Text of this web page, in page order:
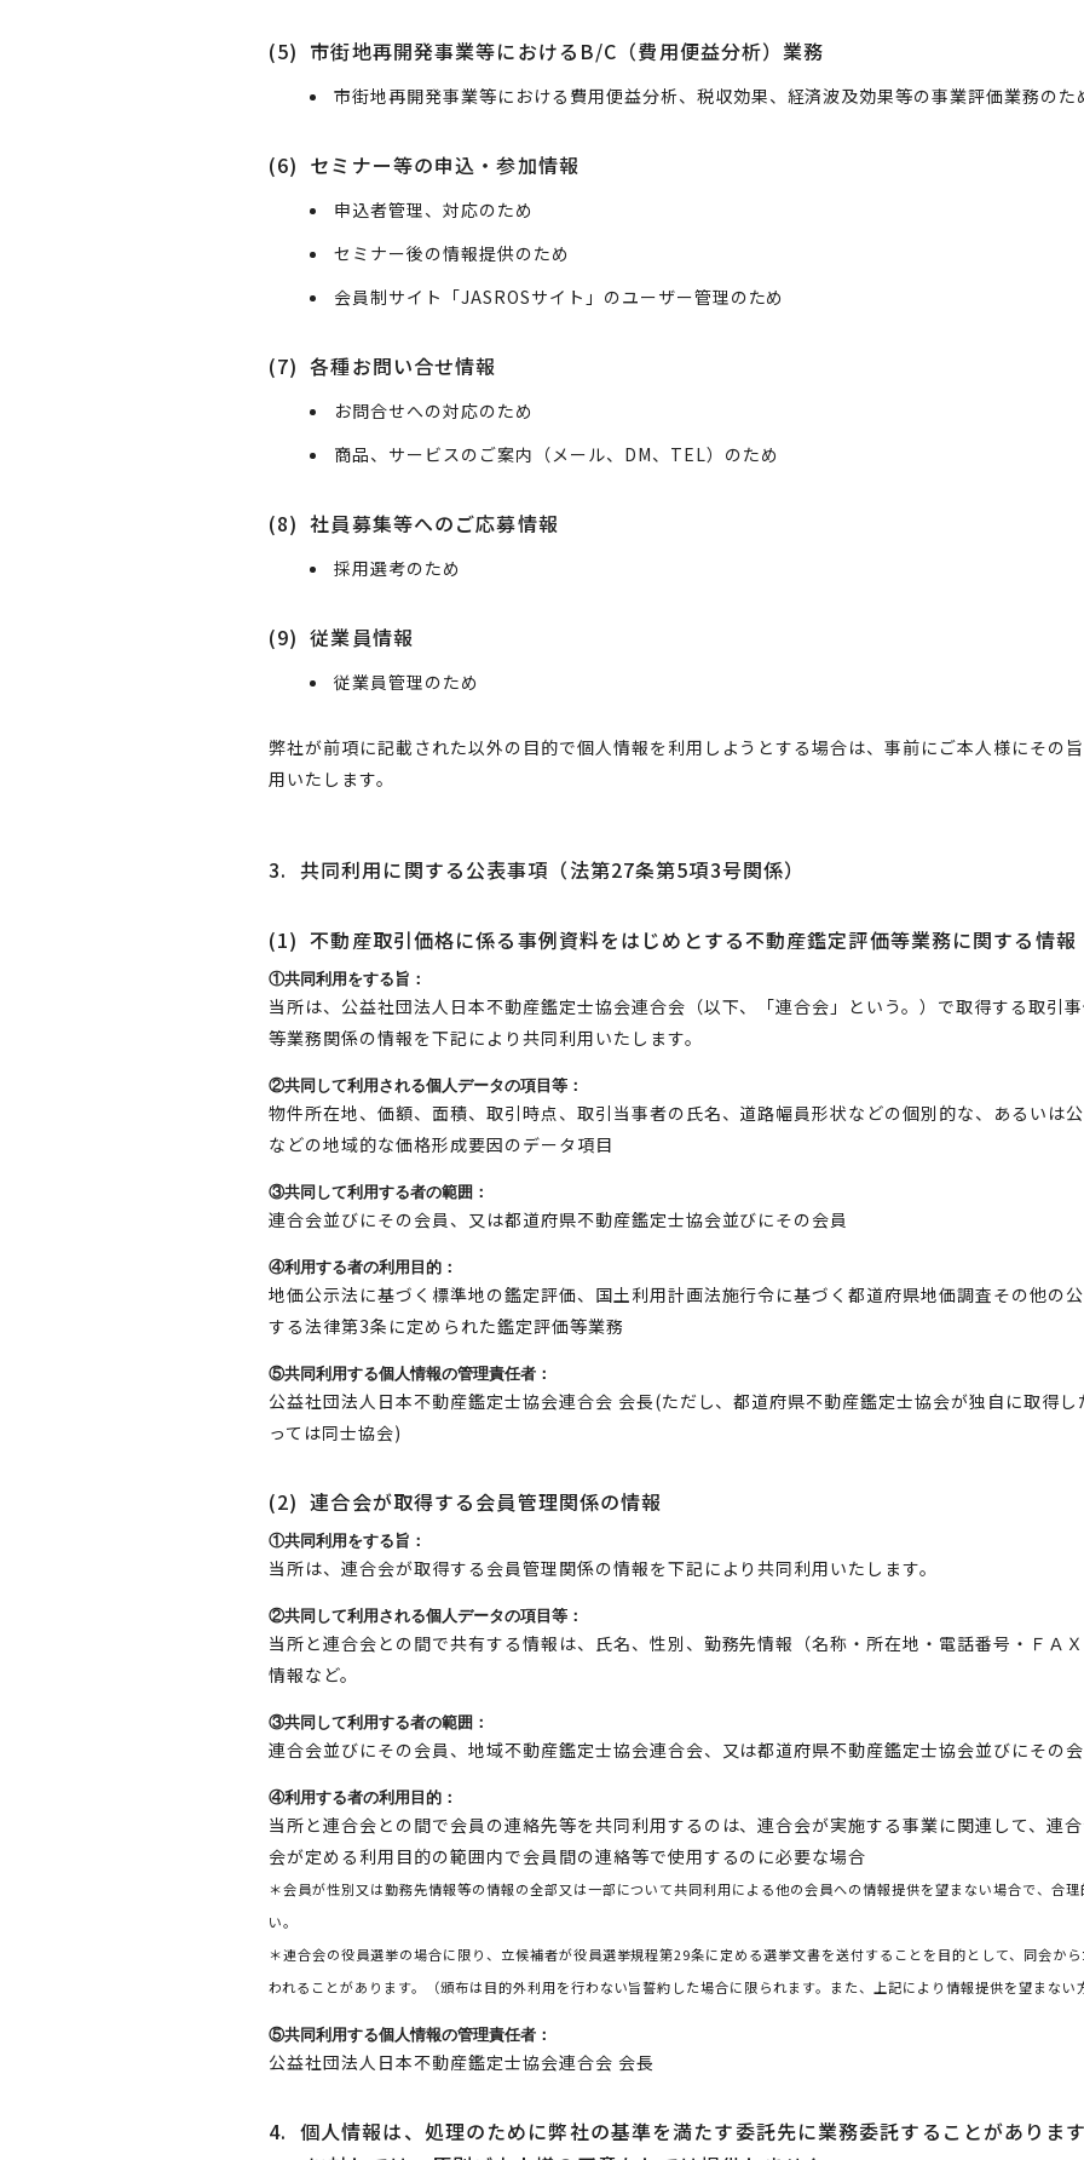
(5) 市街地再開発事業等におけるB/C（費用便益分析）業務
市街地再開発事業等における費用便益分析、税収効果、経済波及効果等の事業評価業務のた
(6) セミナー等の申込・参加情報
申込者管理、対応のため
セミナー後の情報提供のため
会員制サイト「JASROSサイト」のユーザー管理のため
(7) 各種お問い合せ情報
お問合せへの対応のため
商品、サービスのご案内（メール、DM、TEL）のため
(8) 社員募集等へのご応募情報
採用選考のため
(9) 従業員情報
従業員管理のため
弊社が前項に記載された以外の目的で個人情報を利用しようとする場合は、事前にご本人様にその
用いたします。
3. 共同利用に関する公表事項（法第27条第5項3号関係）
(1) 不動産取引価格に係る事例資料をはじめとする不動産鑑定評価等業務に関する情報
①共同利用をする旨：
当所は、公益社団法人日本不動産鑑定士協会連合会（以下、「連合会」という。）で取得する取引
等業務関係の情報を下記により共同利用いたします。
②共同して利用される個人データの項目等：
物件所在地、価額、面積、取引時点、取引当事者の氏名、道路幅員形状などの個別的な、あるいは
などの地域的な価格形成要因のデータ項目
③共同して利用する者の範囲：
連合会並びにその会員、又は都道府県不動産鑑定士協会並びにその会員
④利用する者の利用目的：
地価公示法に基づく標準地の鑑定評価、国土利用計画法施行令に基づく都道府県地価調査その他の
する法律第3条に定められた鑑定評価等業務
⑤共同利用する個人情報の管理責任者：
公益社団法人日本不動産鑑定士協会連合会 会長(ただし、都道府県不動産鑑定士協会が独自に取得
っては同士協会)
(2) 連合会が取得する会員管理関係の情報
①共同利用をする旨：
当所は、連合会が取得する会員管理関係の情報を下記により共同利用いたします。
②共同して利用される個人データの項目等：
当所と連合会との間で共有する情報は、氏名、性別、勤務先情報（名称・所在地・電話番号・ＦＡ
情報など。
③共同して利用する者の範囲：
連合会並びにその会員、地域不動産鑑定士協会連合会、又は都道府県不動産鑑定士協会並びにその
④利用する者の利用目的：
当所と連合会との間で会員の連絡先等を共同利用するのは、連合会が実施する事業に関連して、連
会が定める利用目的の範囲内で会員間の連絡等で使用するのに必要な場合
＊会員が性別又は勤務先情報等の情報の全部又は一部について共同利用による他の会員への情報提供を望まない場合で、合
い。
＊連合会の役員選挙の場合に限り、立候補者が役員選挙規程第29条に定める選挙文書を送付することを目的として、同会か
われることがあります。（頒布は目的外利用を行わない旨誓約した場合に限られます。また、上記により情報提供を望まない
⑤共同利用する個人情報の管理責任者：
公益社団法人日本不動産鑑定士協会連合会 会長
4. 個人情報は、処理のために弊社の基準を満たす委託先に業務委託することがありま